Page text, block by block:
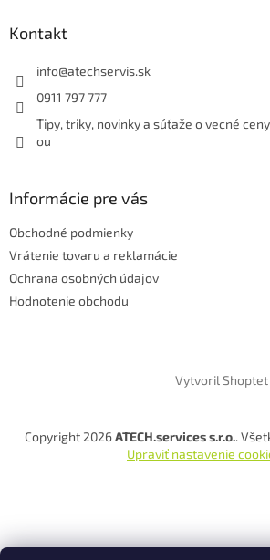
Kontakt
info@atechservis.sk
0911 797 777
Tipy, triky, novinky a súťaže o vecné
ou
Informácie pre vás
Obchodné podmienky
Vrátenie tovaru a reklamácie
Ochrana osobných údajov
Hodnotenie obchodu
Vytvoril Shoptet
Copyright 2026ATECH.services s.r.o..
Upraviť nastavenie